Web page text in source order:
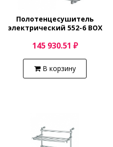
Полотенцесушитель
электрический 552-6 BOX
5524706BRPB
145 930.51 ₽
В корзину